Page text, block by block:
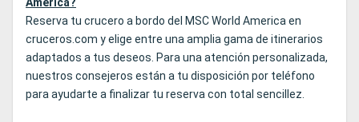
America?
Reserva tu crucero a bordo del MSC World America en
cruceros.com y elige entre una amplia gama de itinerarios
adaptados a tus deseos. Para una atención personalizada,
nuestros consejeros están a tu disposición por teléfono
para ayudarte a finalizar tu reserva con total sencillez.